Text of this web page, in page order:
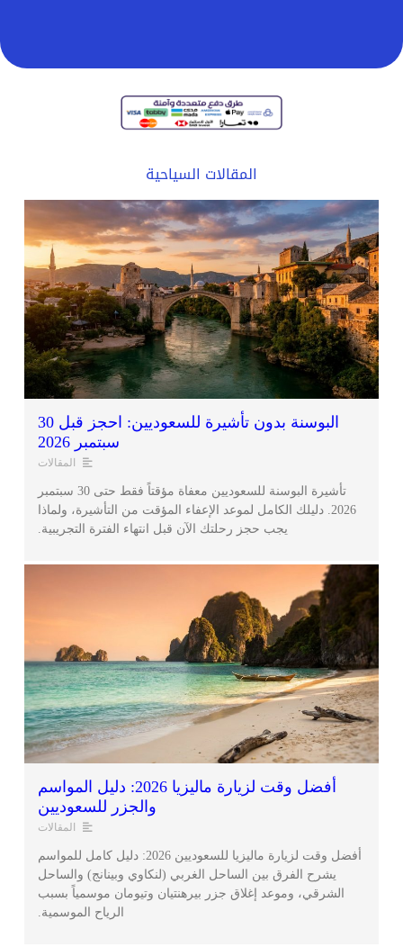
المقالات السياحية
البوسنة بدون تأشيرة للسعوديين: احجز قبل 30
سبتمبر 2026
المقالات
تأشيرة البوسنة للسعوديين معفاة مؤقتاً فقط حتى 30 سبتمبر
2026. دليلك الكامل لموعد الإعفاء المؤقت من التأشيرة، ولماذا
يجب حجز رحلتك الآن قبل انتهاء الفترة التجريبية.
أفضل وقت لزيارة ماليزيا 2026: دليل المواسم
والجزر للسعوديين
المقالات
أفضل وقت لزيارة ماليزيا للسعوديين 2026: دليل كامل للمواسم
يشرح الفرق بين الساحل الغربي (لنكاوي وبينانج) والساحل
الشرقي، وموعد إغلاق جزر بيرهنتيان وتيومان موسمياً بسبب
الرياح الموسمية.